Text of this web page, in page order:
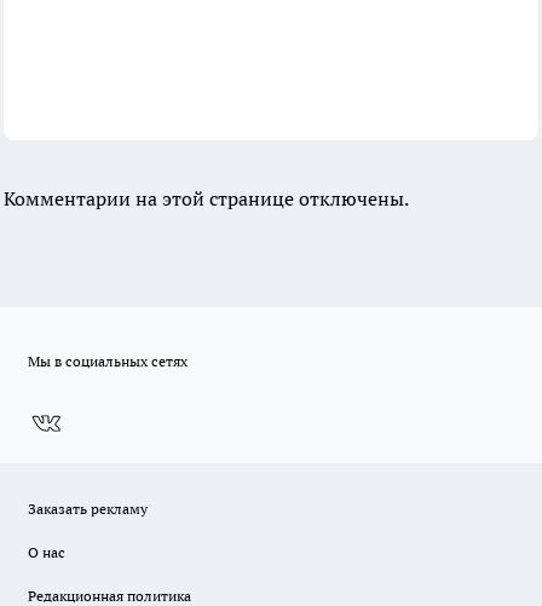
Комментарии на этой странице отключены.
Мы в социальных сетях
Заказать рекламу
О нас
Редакционная политика